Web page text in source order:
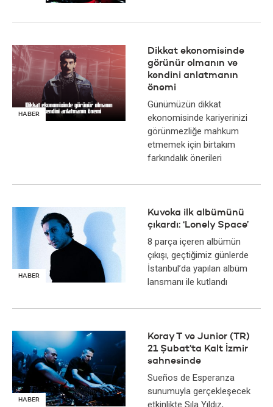
HABER
Dikkat ekonomisinde
görünür olmanın ve
kendini anlatmanın
önemi
Günümüzün dikkat
ekonomisinde kariyerinizi
görünmezliğe mahkum
etmemek için birtakım
farkındalık önerileri
HABER
Kuvoka ilk albümünü
çıkardı: ‘Lonely Space’
8 parça içeren albümün
çıkışı, geçtiğimiz günlerde
İstanbul’da yapılan albüm
lansmanı ile kutlandı
HABER
Koray T ve Junior (TR)
21 Şubat’ta Kalt İzmir
sahnesinde
Sueños de Esperanza
sunumuyla gerçekleşecek
etkinlikte Sıla Yıldız,